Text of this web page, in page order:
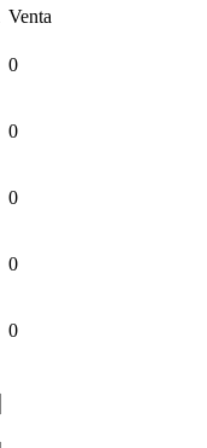
Venta
0
0
0
0
0